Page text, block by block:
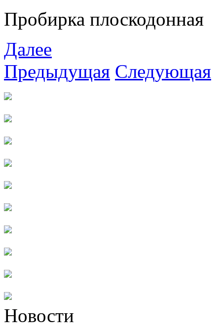
Пробирка плоскодонная
Далее
Предыдущая Следующая
Новости